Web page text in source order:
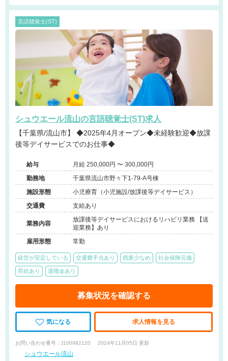
言語聴覚士(ST)
シュウエール流山の言語聴覚士(ST)求人
【千葉県/流山市】 ◆2025年4月オープン◆未経験歓迎◆放課
後等デイサービスでのお仕事◆
給与
月給 250,000円 〜 300,000円
勤務地
千葉県流山市野々下1-79-A号棟
施設形態
小児療育（小児施設/放課後等デイサービス）
交通費
支給あり
業務内容
放課後等デイサービスにおけるリハビリ業務 【送
迎業務】あり
雇用形態
常勤
経営が安定している 交通費手当あり 残業少なめ 社会保険完備
昇給あり 退職金あり
募集状況を確認する
気になる 求人情報を見る
お問い合わせ番号 : J100982120 2024年11月05日 更新
シュウエール流山